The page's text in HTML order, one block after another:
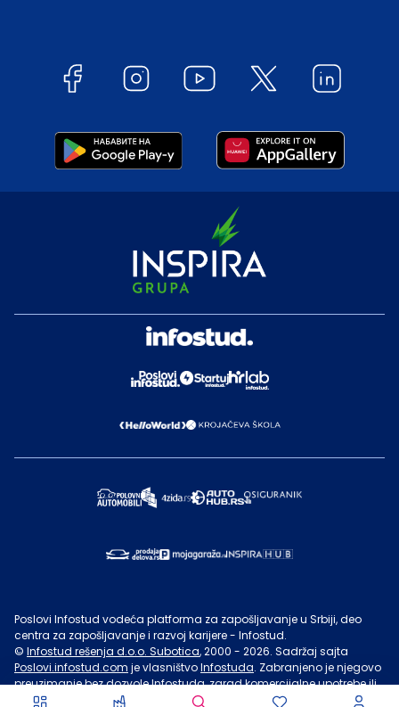
Poslovi Infostud vodeća platforma za zapošljavanje u Srbiji, deo
centra za zapošljavanje i razvoj karijere - Infostud.
© Infostud rešenja d.o.o. Subotica, 2000 - 2026. Sadržaj sajta
Poslovi.infostud.com je vlasništvoInfostuda. Zabranjeno je njegovo
preuzimanje bez dozvoleInfostuda, zarad komercijalne upotrebe ili
u druge svrhe, osim za lične potrebe posetilaca sajta.